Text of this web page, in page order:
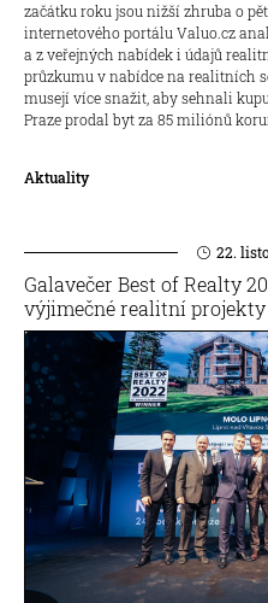
začátku roku jsou nižší zhruba o
internetového portálu Valuo.cz
a z veřejných nabídek i údajů
průzkumu v nabídce na realitních
musejí více snažit, aby sehnali
Praze prodal byt za 85 miliónů
Aktuality
22.
Galavečer Best of Realty
výjimečné realitní projekty